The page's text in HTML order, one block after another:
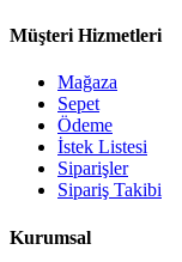
Müşteri Hizmetleri
Mağaza
Sepet
Ödeme
İstek Listesi
Siparişler
Sipariş Takibi
Kurumsal